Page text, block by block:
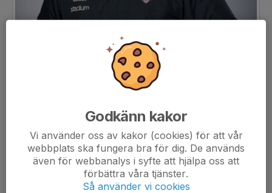
Godkänn kakor
Vi använder oss av kakor (cookies) för att vår
webbplats ska fungera bra för dig. De används
även för webbanalys i syfte att hjälpa oss att
förbättra våra tjänster.
Så använder vi cookies